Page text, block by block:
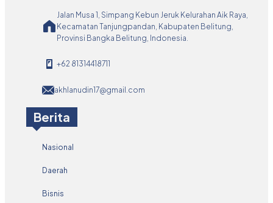
Jalan Musa 1, Simpang Kebun Jeruk Kelurahan Aik Raya,
Kecamatan Tanjungpandan, Kabupaten Belitung,
Provinsi Bangka Belitung, Indonesia.
+62 81314418711
akhlanudin17@gmail.com
Berita
Nasional
Daerah
Bisnis